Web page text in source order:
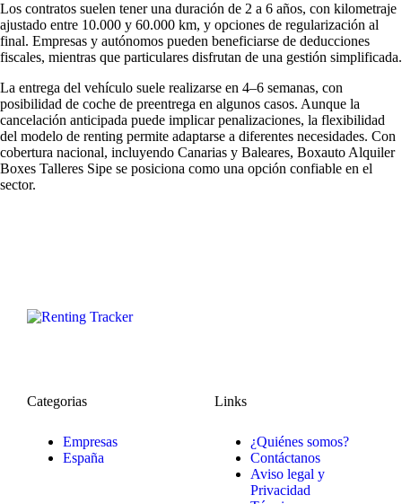
Los contratos suelen tener una duración de 2 a 6 años, con kilometraje
ajustado entre 10.000 y 60.000 km, y opciones de regularización al
final. Empresas y autónomos pueden beneficiarse de deducciones
fiscales, mientras que particulares disfrutan de una gestión simplificada.
La entrega del vehículo suele realizarse en 4–6 semanas, con
posibilidad de coche de preentrega en algunos casos. Aunque la
cancelación anticipada puede implicar penalizaciones, la flexibilidad
del modelo de renting permite adaptarse a diferentes necesidades. Con
cobertura nacional, incluyendo Canarias y Baleares, Boxauto Alquiler
Boxes Talleres Sipe se posiciona como una opción confiable en el
sector.
Categorias
Empresas
España
Links
¿Quiénes somos?
Contáctanos
Aviso legal y
Privacidad